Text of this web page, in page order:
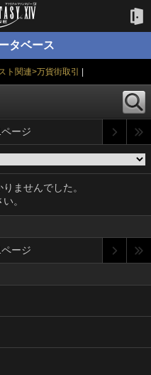
タベース
ト関連>万貨街取引
ージ
ませんでした。
。
ージ